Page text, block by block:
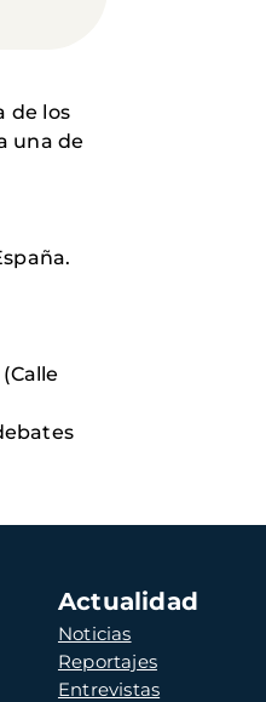
de los
una de
Actualidad
Noticias
Reportajes
Entrevistas